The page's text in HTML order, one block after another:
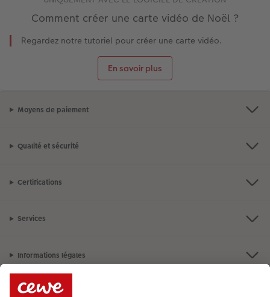
Comment créer une carte vidéo de Noël ?
Regardez notre tutoriel pour créer une carte vidéo.
En savoir plus
Moyens de paiement
Qualité et sécurité
Certifications
Services
Informations légales
Assortiment